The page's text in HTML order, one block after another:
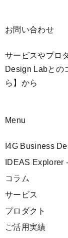
お問い合わせ
サービスやプロ
Design Labとの
ら】 から
Menu
I4G Business
IDEAS Explorer
コラム
サービス
プロダクト
ご活用実績